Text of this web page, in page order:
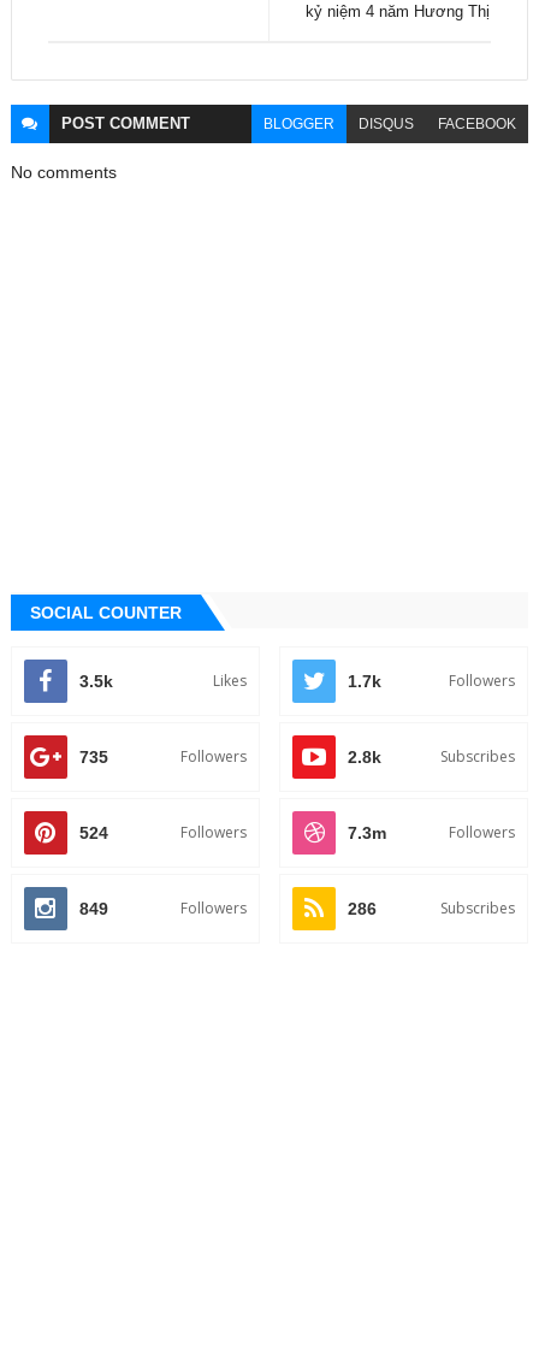
kỷ niệm 4 năm Hương Thị
POST COMMENT BLOGGER DISQUS FACEBOOK
No comments
SOCIAL COUNTER
3.5k Likes 1.7k Followers
735 Followers 2.8k Subscribes
524 Followers 7.3m Followers
849 Followers 286 Subscribes